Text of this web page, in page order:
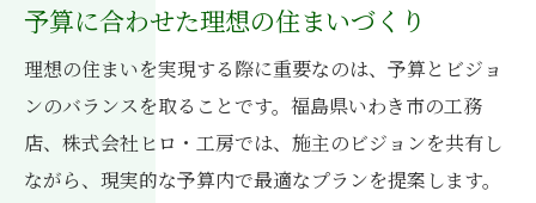
予算に合わせた理想の住まいづくり
理想の住まいを実現する際に重要なのは、予算とビジョ
ンのバランスを取ることです。福島県いわき市の工務
店、株式会社ヒロ・工房では、施主のビジョンを共有し
ながら、現実的な予算内で最適なプランを提案します。